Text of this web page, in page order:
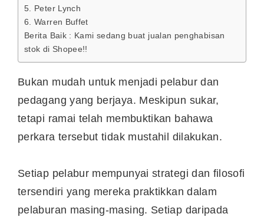
5. Peter Lynch
6. Warren Buffet
Berita Baik : Kami sedang buat jualan penghabisan
stok di Shopee!!
Bukan mudah untuk menjadi pelabur dan
pedagang yang berjaya. Meskipun sukar,
tetapi ramai telah membuktikan bahawa
perkara tersebut tidak mustahil dilakukan.
Setiap pelabur mempunyai strategi dan filosofi
tersendiri yang mereka praktikkan dalam
pelaburan masing-masing. Setiap daripada